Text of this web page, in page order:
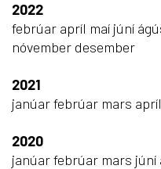
2022
febrúar apríl maí júní
nóvember desember
2021
janúarfebrúar mars apríl
2020
janúarfebrúar mars júní